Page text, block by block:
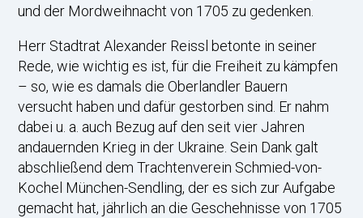
und der Mordweihnacht von 1705 zu gedenken.
Herr Stadtrat Alexander Reissl betonte in seiner
Rede, wie wichtig es ist, für die Freiheit zu kämpfen
– so, wie es damals die Oberlandler Bauern
versucht haben und dafür gestorben sind. Er nahm
dabei u. a. auch Bezug auf den seit vier Jahren
andauernden Krieg in der Ukraine. Sein Dank galt
abschließend dem Trachtenverein Schmied-von-
Kochel München-Sendling, der es sich zur Aufgabe
gemacht hat, jährlich an die Geschehnisse von 1705